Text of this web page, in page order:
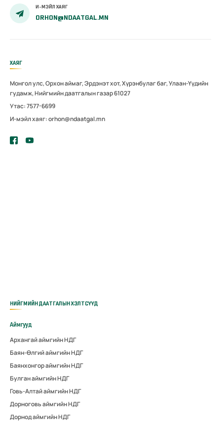
И-МЭЙЛ ХАЯГ
ORHON@NDAATGAL.MN
ХАЯГ
Монгол улс, Орхон аймаг, Эрдэнэт хот, Хүрэнбулаг баг, Улаан-Үүдийн
гудамж, Нийгмийн даатгалын газар 61027
Утас: 7577-6699
И-мэйл хаяг: orhon@ndaatgal.mn
НИЙГМИЙН ДААТГАЛЫН ХЭЛТСҮҮД
Аймгууд
Архангай аймгийн НДГ
Баян-Өлгий аймгийн НДГ
Баянхонгор аймгийн НДГ
Булган аймгийн НДГ
Говь-Алтай аймгийн НДГ
Дорноговь аймгийн НДГ
Дорнод аймгийн НДГ